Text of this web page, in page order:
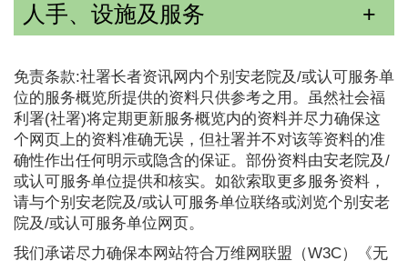
人手、设施及服务
免责条款:社署长者资讯网内个别安老院及/或认可服务单
位的服务概览所提供的资料只供参考之用。虽然社会福
利署(社署)将定期更新服务概览内的资料并尽力确保这
个网页上的资料准确无误，但社署并不对该等资料的准
确性作出任何明示或隐含的保证。部份资料由安老院及/
或认可服务单位提供和核实。如欲索取更多服务资料，
请与个别安老院及/或认可服务单位联络或浏览个别安老
院及/或认可服务单位网页。
我们承诺尽力确保本网站符合万维网联盟（W3C）《无